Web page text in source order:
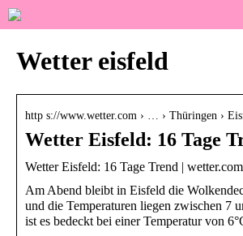
Wetter eisfeld
http s://www.wetter.com › … › Thüringen ›
Wetter Eisfeld: 16 Tage
Wetter Eisfeld: 16 Tage Trend | wetter.com
Am Abend bleibt in Eisfeld die
und die Temperaturen liegen zwischen 7
ist es bedeckt bei einer Temperatur von